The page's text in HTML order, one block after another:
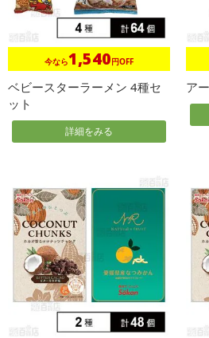
今なら1,540円OFF
ベビースターラーメン 4種セ
ット
詳細をみる
ア